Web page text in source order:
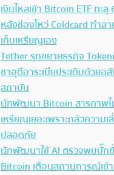
เงินไหลเข้า Bitcoin ETF ทะ
หลังช่องโหว่ Coldcard ทำล
เก็บเหรียญเอง
Tether รุกขยายธุรกิจ
ซาอุดีอาระเบียประเดิมด้วย
สถาบัน
นักพัฒนา Bitcoin สารภาพ
เหรียญเยอะเพราะกลัวความ
ปลอดภัย
นักพัฒนาใช้ AI ตรวจพบบั๊ก
Bitcoin เตือนสถานการณ์เข้